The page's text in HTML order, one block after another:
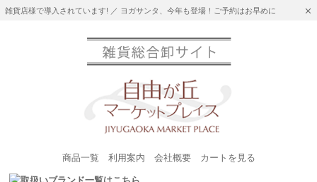
雑貨店様で導入されています! ／ ヨガサンタ、今年も登場！ご予約はお早めに
商品一覧 利用案内 会社概要 カートを見る